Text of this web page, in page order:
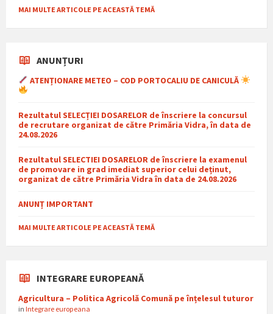
MAI MULTE ARTICOLE PE ACEASTĂ TEMĂ
ANUNȚURI
ATENȚIONARE METEO – COD PORTOCALIU DE CANICULĂ
Rezultatul SELECȚIEI DOSARELOR de înscriere la concursul
de recrutare organizat de către Primăria Vidra, în data de
24.08.2026
Rezultatul SELECTIEI DOSARELOR de înscriere la examenul
de promovare in grad imediat superior celui deținut,
organizat de către Primăria Vidra în data de 24.08.2026
ANUNȚ IMPORTANT
MAI MULTE ARTICOLE PE ACEASTĂ TEMĂ
INTEGRARE EUROPEANĂ
Agricultura – Politica Agricolă Comună pe înțelesul tuturor
in Integrare europeana